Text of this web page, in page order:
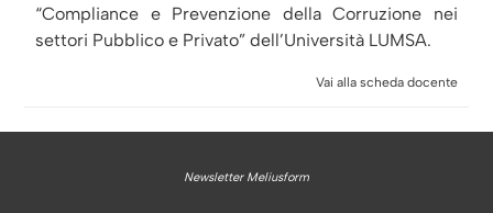
“Compliance e Prevenzione della Corruzione nei
settori Pubblico e Privato” dell’Università LUMSA.
Vai alla scheda docente
Newsletter Meliusform